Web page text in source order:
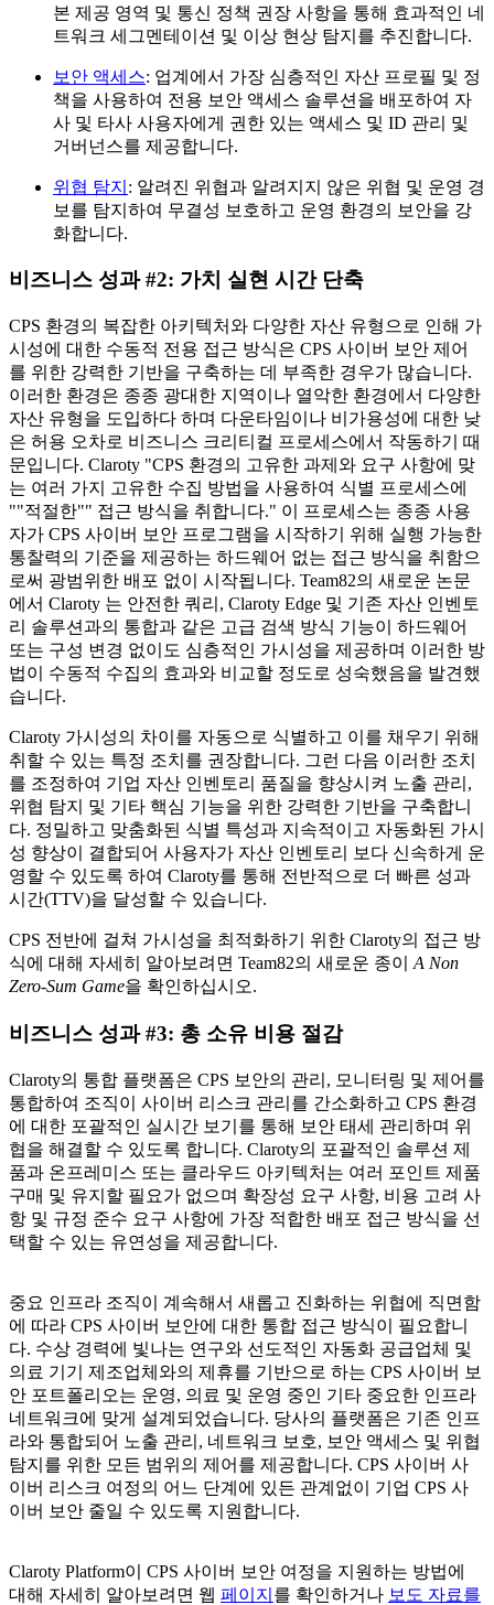
본 제공 영역 및 통신 정책 권장 사항을 통해 효과적인 네
트워크 세그멘테이션 및 이상 현상 탐지를 추진합니다.
보안 액세스: 업계에서 가장 심층적인 자산 프로필 및 정
책을 사용하여 전용 보안 액세스 솔루션을 배포하여 자
사 및 타사 사용자에게 권한 있는 액세스 및 ID 관리 및
거버넌스를 제공합니다.
위협 탐지 : 알려진 위협과 알려지지 않은 위협 및 운영 경
보를 탐지하여 무결성 보호하고 운영 환경의 보안을 강
화합니다.
비즈니스 성과 #2: 가치 실현 시간 단축
CPS 환경의 복잡한 아키텍처와 다양한 자산 유형으로 인해 가
시성에 대한 수동적 전용 접근 방식은 CPS 사이버 보안 제어
를 위한 강력한 기반을 구축하는 데 부족한 경우가 많습니다.
이러한 환경은 종종 광대한 지역이나 열악한 환경에서 다양한
자산 유형을 도입하다 하며 다운타임이나 비가용성에 대한 낮
은 허용 오차로 비즈니스 크리티컬 프로세스에서 작동하기 때
문입니다. Claroty "CPS 환경의 고유한 과제와 요구 사항에 맞
는 여러 가지 고유한 수집 방법을 사용하여 식별 프로세스에
""적절한"" 접근 방식을 취합니다." 이 프로세스는 종종 사용
자가 CPS 사이버 보안 프로그램을 시작하기 위해 실행 가능한
통찰력의 기준을 제공하는 하드웨어 없는 접근 방식을 취함으
로써 광범위한 배포 없이 시작됩니다. Team82의 새로운 논문
에서 Claroty 는 안전한 쿼리, Claroty Edge 및 기존 자산 인벤토
리 솔루션과의 통합과 같은 고급 검색 방식 기능이 하드웨어
또는 구성 변경 없이도 심층적인 가시성을 제공하며 이러한 방
법이 수동적 수집의 효과와 비교할 정도로 성숙했음을 발견했
습니다.
Claroty 가시성의 차이를 자동으로 식별하고 이를 채우기 위해
취할 수 있는 특정 조치를 권장합니다. 그런 다음 이러한 조치
를 조정하여 기업 자산 인벤토리 품질을 향상시켜 노출 관리,
위협 탐지 및 기타 핵심 기능을 위한 강력한 기반을 구축합니
다. 정밀하고 맞춤화된 식별 특성과 지속적이고 자동화된 가시
성 향상이 결합되어 사용자가 자산 인벤토리 보다 신속하게 운
영할 수 있도록 하여 Claroty를 통해 전반적으로 더 빠른 성과
시간(TTV)을 달성할 수 있습니다.
CPS 전반에 걸쳐 가시성을 최적화하기 위한 Claroty의 접근 방
식에 대해 자세히 알아보려면 Team82의 새로운 종이 A Non
Zero-Sum Game을 확인하십시오.
비즈니스 성과 #3: 총 소유 비용 절감
Claroty의 통합 플랫폼은 CPS 보안의 관리, 모니터링 및 제어를
통합하여 조직이 사이버 리스크 관리를 간소화하고 CPS 환경
에 대한 포괄적인 실시간 보기를 통해 보안 태세 관리하며 위
협을 해결할 수 있도록 합니다. Claroty의 포괄적인 솔루션 제
품과 온프레미스 또는 클라우드 아키텍처는 여러 포인트 제품
구매 및 유지할 필요가 없으며 확장성 요구 사항, 비용 고려 사
항 및 규정 준수 요구 사항에 가장 적합한 배포 접근 방식을 선
택할 수 있는 유연성을 제공합니다.
중요 인프라 조직이 계속해서 새롭고 진화하는 위협에 직면함
에 따라 CPS 사이버 보안에 대한 통합 접근 방식이 필요합니
다. 수상 경력에 빛나는 연구와 선도적인 자동화 공급업체 및
의료 기기 제조업체와의 제휴를 기반으로 하는 CPS 사이버 보
안 포트폴리오는 운영, 의료 및 운영 중인 기타 중요한 인프라
네트워크에 맞게 설계되었습니다. 당사의 플랫폼은 기존 인프
라와 통합되어 노출 관리, 네트워크 보호, 보안 액세스 및 위협
탐지를 위한 모든 범위의 제어를 제공합니다. CPS 사이버 사
이버 리스크 여정의 어느 단계에 있든 관계없이 기업 CPS 사
이버 보안 줄일 수 있도록 지원합니다.
Claroty Platform이 CPS 사이버 보안 여정을 지원하는 방법에
대해 자세히 알아보려면 웹 페이지 를 확인하거나 보도 자료를